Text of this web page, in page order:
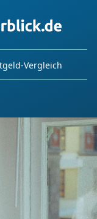
Vergleich